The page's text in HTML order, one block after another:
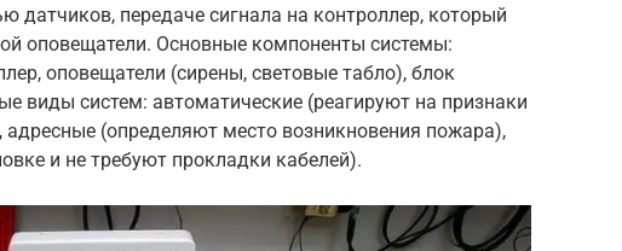
датчиков, передаче сигнала на контроллер, который
оповещатели. Основные компоненты системы:
оповещатели (сирены, световые табло), блок
виды систем: автоматические (реагируют на признаки
адресные (определяют место возникновения пожара),
и не требуют прокладки кабелей).